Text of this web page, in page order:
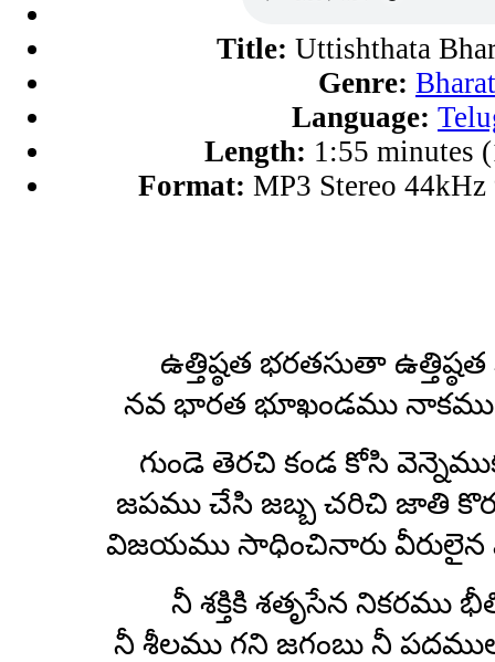
Title: Uttishthata
Genre: Bharat
Language:
Length: 1:55 minutes
Format: MP3 Stereo
ఉత్తిష్ఠత భరతసుతా
నవ భారత భూఖండము
గుండె తెరచి కండ కోసి
జపము చేసి జబ్బ చరిచి జాతి
విజయము సాధించినారు వీరులైన
నీ శక్తికి శతృసేన నికరము
నీ శీలము గని జగంబు నీ